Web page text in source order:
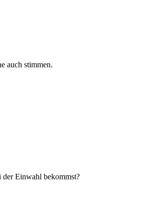
auch stimmen.
der Einwahl bekommst?